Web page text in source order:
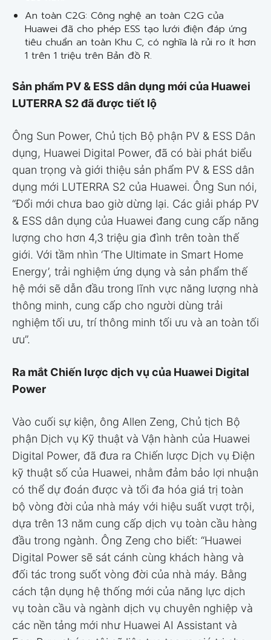
An toàn C2G: Công nghệ an toàn C2G của
Huawei đã cho phép ESS tạo lưới điện đáp ứng
tiêu chuẩn an toàn Khu C, có nghĩa là rủi ro ít hơn
1 trên 1 triệu trên Bản đồ R.
Sản phẩm PV & ESS dân dụng mới của Huawei
LUTERRA S2 đã được tiết lộ
Ông Sun Power, Chủ tịch Bộ phận PV & ESS Dân
dụng, Huawei Digital Power, đã có bài phát biểu
quan trọng và giới thiệu sản phẩm PV & ESS dân
dụng mới LUTERRA S2 của Huawei. Ông Sun nói,
“Đổi mới chưa bao giờ dừng lại. Các giải pháp PV
& ESS dân dụng của Huawei đang cung cấp năng
lượng cho hơn 4,3 triệu gia đình trên toàn thế
giới. Với tầm nhìn ‘The Ultimate in Smart Home
Energy’, trải nghiệm ứng dụng và sản phẩm thế
hệ mới sẽ dẫn đầu trong lĩnh vực năng lượng nhà
thông minh, cung cấp cho người dùng trải
nghiệm tối ưu, trí thông minh tối ưu và an toàn tối
ưu”.
Ra mắt Chiến lược dịch vụ của Huawei Digital
Power
Vào cuối sự kiện, ông Allen Zeng, Chủ tịch Bộ
phận Dịch vụ Kỹ thuật và Vận hành của Huawei
Digital Power, đã đưa ra Chiến lược Dịch vụ Điện
kỹ thuật số của Huawei, nhằm đảm bảo lợi nhuận
có thể dự đoán được và tối đa hóa giá trị toàn
bộ vòng đời của nhà máy với hiệu suất vượt trội,
dựa trên 13 năm cung cấp dịch vụ toàn cầu hàng
đầu trong ngành. Ông Zeng cho biết: “Huawei
Digital Power sẽ sát cánh cùng khách hàng và
đối tác trong suốt vòng đời của nhà máy. Bằng
cách tận dụng hệ thống mới của năng lực dịch
vụ toàn cầu và ngành dịch vụ chuyên nghiệp và
các nền tảng mới như Huawei AI Assistant và